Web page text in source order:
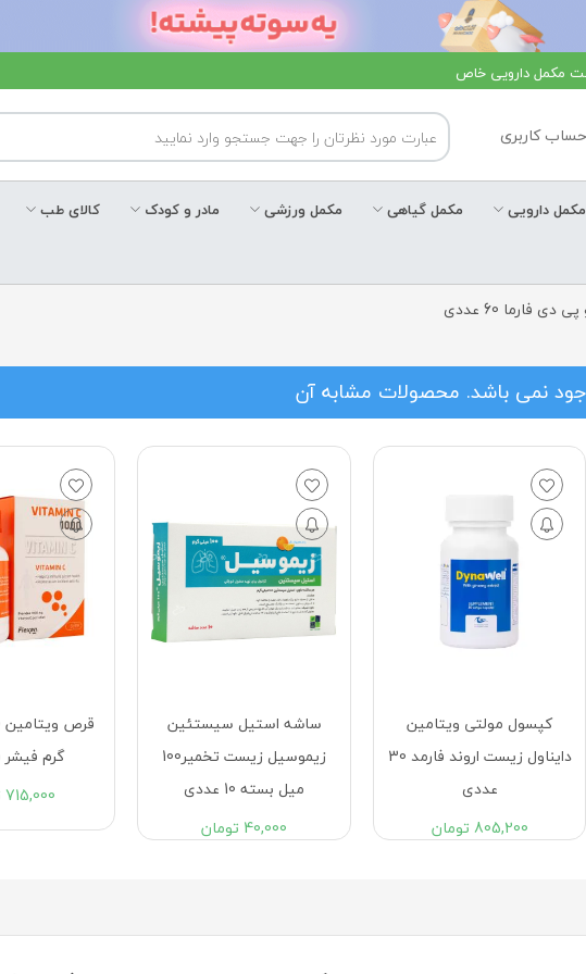
مکمل دارویی خاص
حساب کاربری
مکمل دارویی مکمل گیاهی مکمل ورزشی مادر و کودک کالای طب
فارما 60 عددی
نمی باشد. محصولات مشابه آن
کپسول مولتی ویتامین
دایناول زیست اروند فارمد 30
عددی
805,200 تومان
ساشه استيل سيستئين
زيموسيل زیست تخمیر100
ميل بسته 10 عددی
40,000 تومان
گرم
715,000